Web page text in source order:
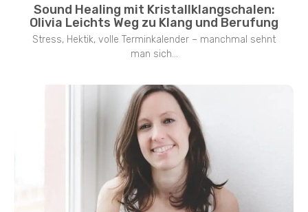
Sound Healing mit Kristallklangschalen:
Olivia Leichts Weg zu Klang und Berufung
Stress, Hektik, volle Terminkalender – manchmal sehnt
man sich...